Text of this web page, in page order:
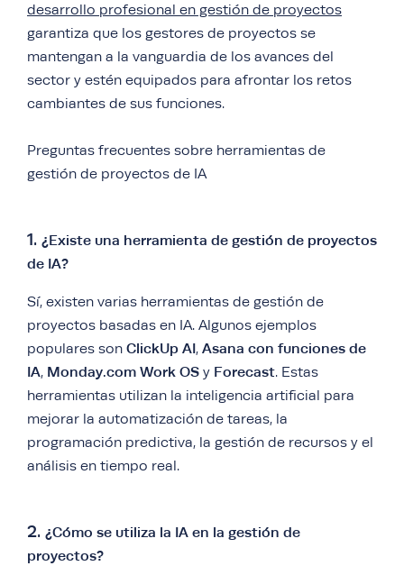
desarrollo profesional en gestión de proyectos
garantiza que los gestores de proyectos se
mantengan a la vanguardia de los avances del
sector y estén equipados para afrontar los retos
cambiantes de sus funciones.
Preguntas frecuentes sobre herramientas de
gestión de proyectos de IA
1. ¿Existe una herramienta de gestión de proyectos
de IA?
Sí, existen varias herramientas de gestión de
proyectos basadas en IA. Algunos ejemplos
populares son ClickUp AI, Asana con funciones de
IA, Monday.com Work OS y Forecast. Estas
herramientas utilizan la inteligencia artificial para
mejorar la automatización de tareas, la
programación predictiva, la gestión de recursos y el
análisis en tiempo real.
2. ¿Cómo se utiliza la IA en la gestión de
proyectos?